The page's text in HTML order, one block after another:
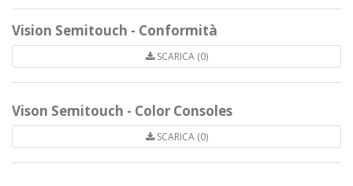
Vision Semitouch - Conformità
SCARICA (0)
Vison Semitouch - Color Consoles
SCARICA (0)